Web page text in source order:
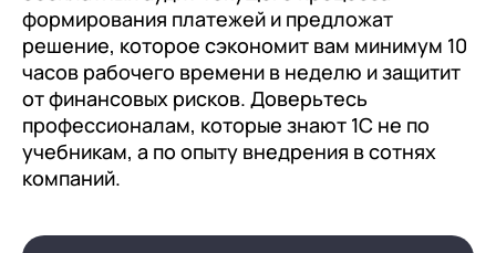
формирования платежей и предложат
решение, которое сэкономит вам минимум 10
часов рабочего времени в неделю и защитит
от финансовых рисков. Доверьтесь
профессионалам, которые знают 1С не по
учебникам, а по опыту внедрения в сотнях
компаний.